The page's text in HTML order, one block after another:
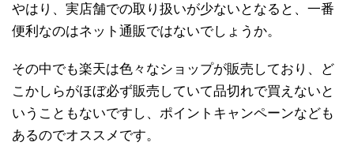
やはり、実店舗での取り扱いが少ないとなると、一番
便利なのはネット通販ではないでしょうか。
その中でも楽天は色々なショップが販売しており、ど
こかしらがほぼ必ず販売していて品切れで買えないと
いうこともないですし、ポイントキャンペーンなども
あるのでオススメです。